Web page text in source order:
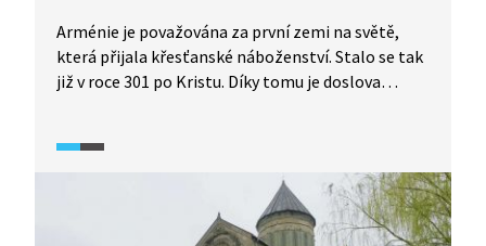
Arménie je považována za první zemi na světě,
která přijala křesťanské náboženství. Stalo se tak
již v roce 301 po Kristu. Díky tomu je doslova
novověku. Kláštery bývaly středisky arménské
vzdělanosti a přečkaly arabskou nadvládu i éru